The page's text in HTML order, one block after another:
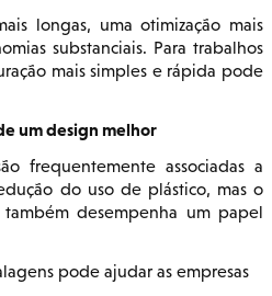
longas, uma otimização mais
substanciais. Para trabalhos
mais simples e rápida pode
um design melhor
frequentemente associadas a
do uso de plástico, mas o
desempenha um papel
pode ajudar as empresas